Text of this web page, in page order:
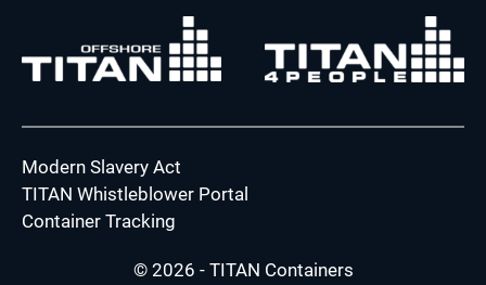
Modern Slavery Act
TITAN Whistleblower Portal
Container Tracking
© 2026 - TITAN Containers